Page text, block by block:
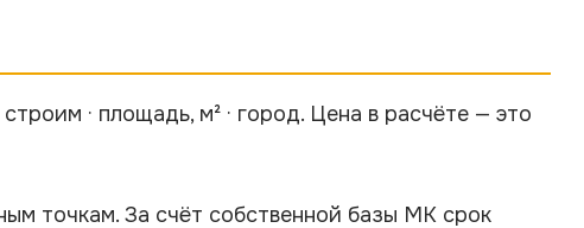
· площадь, м² · город. Цена в расчёте — это
точкам. За счёт собственной базы МК срок